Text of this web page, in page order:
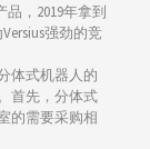
品，2019年拿到
强劲的竞
体式机器人的
首先，分体式
的需要采购相